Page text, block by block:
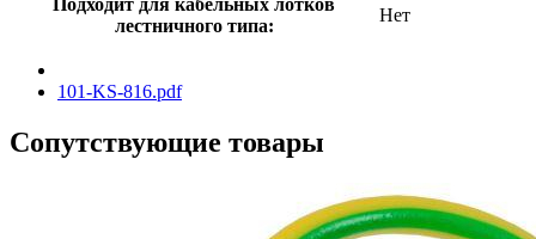
лестничного типа:
Нет
101-KS-816.pdf
Сопутствующие товары